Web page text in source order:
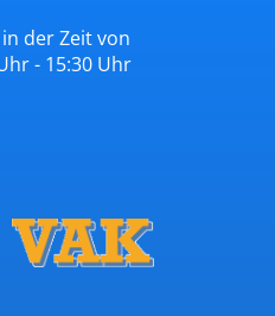
der Zeit von
- 15:30 Uhr